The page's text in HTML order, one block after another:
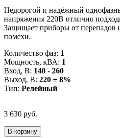
Недорогой и надёжный
напряжения 220В отлично
Защищает приборы от перепадов
помехи.
Количество фаз: 1
Мощность, кВА: 1
Вход, В: 140 - 260
Выход, В: 220 ± 8%
Тип: Релейный
3 630 руб.
В корзину